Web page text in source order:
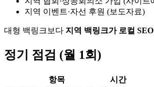
지역 이벤트·자선 후원 (보도자료)
대형 백링크보다 지역 백링크가 로컬
정기 점검 (월 1회)
항목
시간